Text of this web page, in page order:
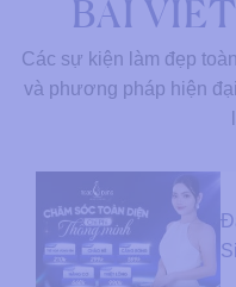
BÀI
Các sự kiện làm đẹp
và phương pháp hiện